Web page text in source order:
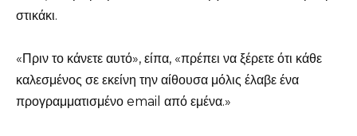
στικάκι.
«Πριν το κάνετε αυτό», είπα, «πρέπει να ξέρετε ότι κάθε
καλεσμένος σε εκείνη την αίθουσα μόλις έλαβε ένα
προγραμματισμένο email από εμένα.»